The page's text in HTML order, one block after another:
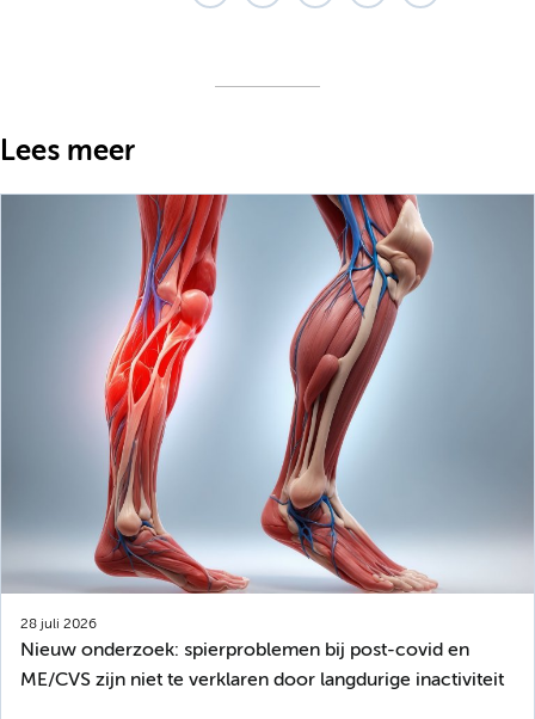
Lees meer
28 juli 2026
Nieuw onderzoek: spierproblemen bij post-covid en
ME/CVS zijn niet te verklaren door langdurige inactiviteit